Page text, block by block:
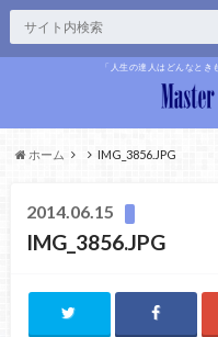
「人生の達人はどんなとき
ホーム IMG_3856.JPG
2014.06.15
IMG_3856.JPG